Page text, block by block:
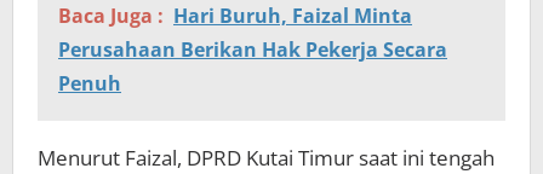
Baca Juga : Hari Buruh, Faizal Minta
Perusahaan Berikan Hak Pekerja Secara
Penuh
Menurut Faizal, DPRD Kutai Timur saat ini tengah